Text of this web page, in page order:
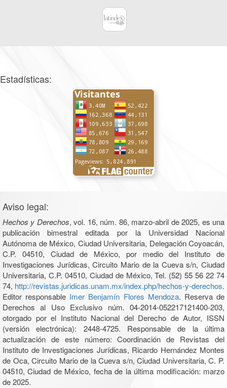
Estadísticas:
Aviso legal:
Hechos y Derechos, vol. 16, núm. 86, marzo-abril de 2025, es una
publicación bimestral editada por la Universidad Nacional
Autónoma de México, Ciudad Universitaria, Delegación Coyoacán,
C.P. 04510, Ciudad de México, por medio del Instituto de
Investigaciones Jurídicas, Circuito Mario de la Cueva s/n, Ciudad
Universitaria, C.P. 04510, Ciudad de México, Tel. (52) 55 56 22 74
74, http://revistas.juridicas.unam.mx/index.php/hechos-y-derechos.
Editor responsable Imer Benjamín Flores Mendoza. Reserva de
Derechos al Uso Exclusivo núm. 04-2014-052217121400-203,
otorgado por el Instituto Nacional del Derecho de Autor, ISSN
(versión electrónica): 2448-4725. Responsable de la última
actualización de este número: Coordinación de Revistas del
Instituto de Investigaciones Jurídicas, Ricardo Hernández Montes
de Oca, Circuito Mario de la Cueva s/n, Ciudad Universitaria, C. P.
04510, Ciudad de México, fecha de la última modificación: marzo
de 2025.